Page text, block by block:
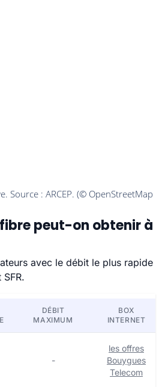
peut-on obtenir à
avec le débit le plus rapide
DÉBIT
MAXIMUM
BOX
INTERNET
-
les offres
Bouygues
Telecom